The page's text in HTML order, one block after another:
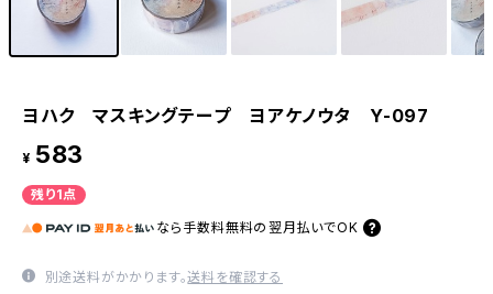
ヨハク マスキングテープ ヨアケノウタ Y-097
¥ 583
残り1点
なら 手数料無料の 翌月払いでOK
別途送料がかかります。送料を確認する